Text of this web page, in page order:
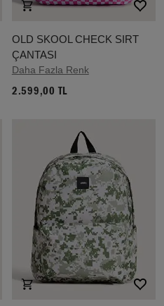
OLD SKOOL CHECK SIRT
ÇANTASI
Daha Fazla Renk
2.599,00 TL